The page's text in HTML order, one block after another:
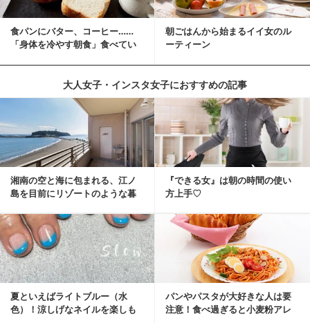
食パンにバター、コーヒー……
「身体を冷やす朝食」食べてい
朝ごはんから始まるイイ女のル
ーティーン
大人女子・インスタ女子におすすめの記事
湘南の空と海に包まれる、江ノ
島を目前にリゾートのような暮
『できる女』は朝の時間の使い
方上手♡
夏といえばライトブルー（水
色）！涼しげなネイルを楽しも
パンやパスタが大好きな人は要
注意！食べ過ぎると小麦粉アレ